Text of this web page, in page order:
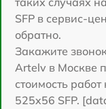
SFP в сервис-
обратно.
Закажите
Artelv в Москве
стоимость
525x56 SFP.